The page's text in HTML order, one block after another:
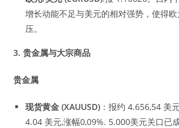
增长动能不足与美元的相对强势，使得
压。
3.贵金属与大宗商品
贵金属
现货黄金 (XAUUSD) ：报约 4.656,54 美
4.04 美元,涨幅0,09%. 5.000美元关口已